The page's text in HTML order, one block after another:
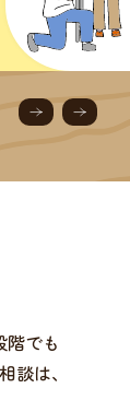
階でも
談は、